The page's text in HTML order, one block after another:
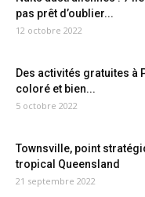
pas prêt d’oublier...
12 octobre 2022
Des activités gratuites à
coloré et bien...
5 octobre 2022
Townsville, point
tropical Queensland
21 septembre 2022